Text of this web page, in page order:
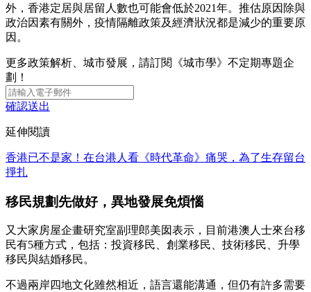
外，香港定居與居留人數也可能會低於2021年。推估原因除與
政治因素有關外，疫情隔離政策及經濟狀況都是減少的重要原
因。
更多政策解析、城市發展，請訂閱《城市學》不定期專題企
劃！
確認送出
延伸閱讀
香港已不是家！在台港人看《時代革命》痛哭，為了生存留台
掙扎
移民規劃先做好，異地發展免煩惱
又大家房屋企畫研究室副理郎美囡表示，目前港澳人士來台移
民有5種方式，包括：投資移民、創業移民、技術移民、升學
移民與結婚移民。
不過兩岸四地文化雖然相近，語言還能溝通，但仍有許多需要